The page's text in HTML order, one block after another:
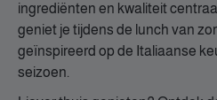
ingrediënten en kwaliteit
geniet je tijdens de lunch van
geïnspireerd op de Italiaanse
seizoen.